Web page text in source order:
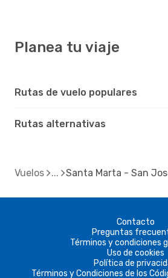
Planea tu viaje
Rutas de vuelo populares
Rutas alternativas
Vuelos Santa Marta - San
Contacto
Preguntas
Términos y condiciones
Uso de cookies
Política de
Términos y Condiciones de los